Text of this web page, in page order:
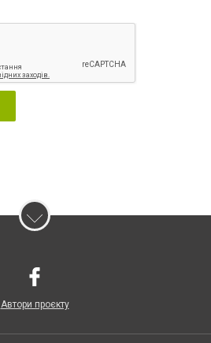
Автори проєкту